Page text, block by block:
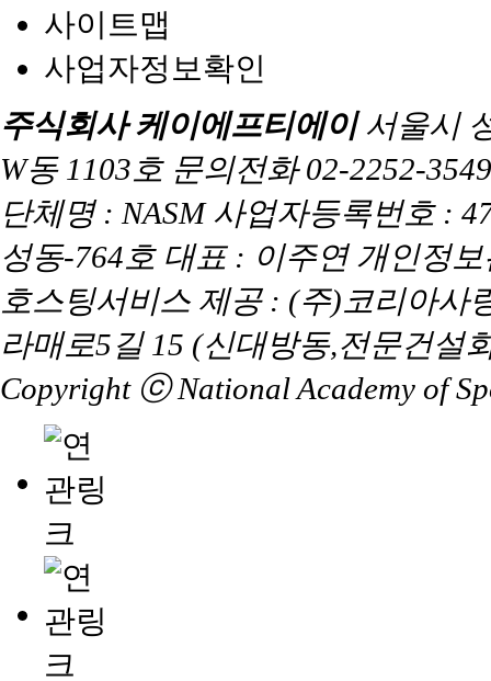
사이트맵
사업자정보확인
주식회사 케이에프티에이서울시
W동 1103호 문의전화 02-2252-
단체명 : NASM 사업자등록번호 :
성동-764호 대표 : 이주연 개인정
호스팅서비스 제공 : (주)코리아
라매로5길 15 (신대방동,전문건설
Copyright ⓒ National Academy of